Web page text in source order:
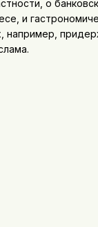
о
и
например,